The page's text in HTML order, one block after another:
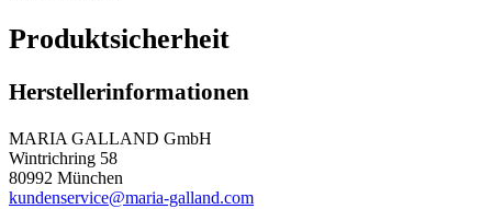
Produktsicherheit
Herstellerinformationen
MARIA GALLAND GmbH
Wintrichring 58
80992 München
kundenservice@maria-galland.com